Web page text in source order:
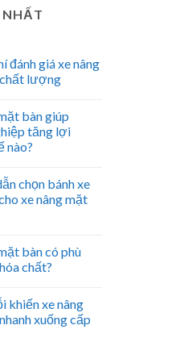
NHẤT
đánh giá xe nâng
lượng
bàn giúp
tăng lợi
nào?
chọn bánh xe
xe nâng mặt
bàn có phù
chất?
khiến xe nâng
xuống cấp